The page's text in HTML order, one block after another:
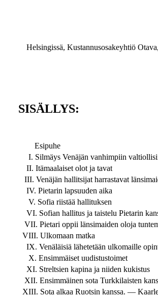
Helsingissä, Kustannusosakeyhtiö
SISÄLLYS:
Esipuhe
I. Silmäys Venäjän vanhimpiin
II. Itämaalaiset olot ja tavat
III. Venäjän hallitsijat harrastavat
IV. Pietarin lapsuuden aika
V. Sofia riistää hallituksen
VI. Sofian hallitus ja taistelu Pietarin
VII. Pietari oppii länsimaiden oloja
VIII. Ulkomaan matka
IX. Venäläisiä lähetetään ulkomaille
X. Ensimmäiset uudistustoimet
XI. Streltsien kapina ja niiden kukistus
XII. Ensimmäinen sota Turkkilaisten
XIII. Sota alkaa Ruotsin kanssa. —